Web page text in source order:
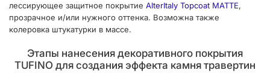
лессирующее защитное покрытие AlterItaly Topcoat MATTE,
прозрачное и/или нужного оттенка. Возможна также
колеровка штукатурки в массе.
Этапы нанесения декоративного покрытия
TUFINO для создания эффекта камня травертин